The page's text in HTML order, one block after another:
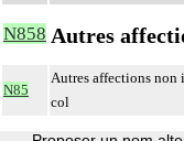
N858 Autres
N85
Autres affections non
col